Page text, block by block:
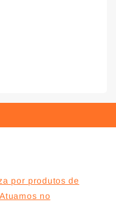
por produtos de
no